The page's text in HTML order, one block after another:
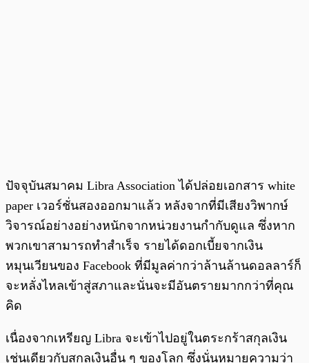
ปัจจุบันสมาคม Libra Association ได้ปล่อยเอกสาร white
paper เวอร์ชั่นสองออกมาแล้ว หลังจากที่มีเสียงวิพากษ์
วิจารณ์อย่างอย่างหนักจากหน่วยงานกำกับดูแล ซึ่งหาก
พวกเขาสามารถทำสำเร็จ รายได้ดอกเบี้ยจากเงิน
หมุนเวียนของ Facebook ที่มีมูลค่ากว่าล้านล้านดอลลาร์ก็
จะหลั่งไหลเข้าสู่สภาและนั่นจะมีอันตรายมากกว่าที่คุณ
คิด
เนื่องจากเหรียญ Libra จะเข้าไปอยู่ในตระกร้าสกุลเงิน
เช่นเดียวกับสกุลเงินอื่น ๆ ของโลก ซึ่งนั่นหมายความว่า